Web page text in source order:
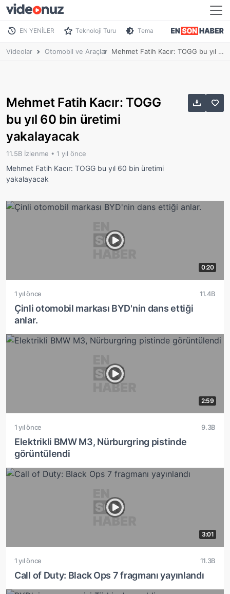
EN YENİLER Teknoloji Turu Tema
Videolar Otomobil ve Araçlar Mehmet Fatih Kacır: TOGG bu yıl 60 bin üretimi yakalayacak
Mehmet Fatih Kacır: TOGG
bu yıl 60 bin üretimi
yakalayacak
11.5B İzlenme • 1 yıl önce
Mehmet Fatih Kacır: TOGG bu yıl 60 bin üretimi
yakalayacak
0:20
1 yıl önce 11.4B
Çinli otomobil markası BYD'nin dans ettiği
anlar.
2:59
1 yıl önce 9.3B
Elektrikli BMW M3, Nürburgring pistinde
görüntülendi
3:01
1 yıl önce 11.3B
Call of Duty: Black Ops 7 fragmanı yayınlandı